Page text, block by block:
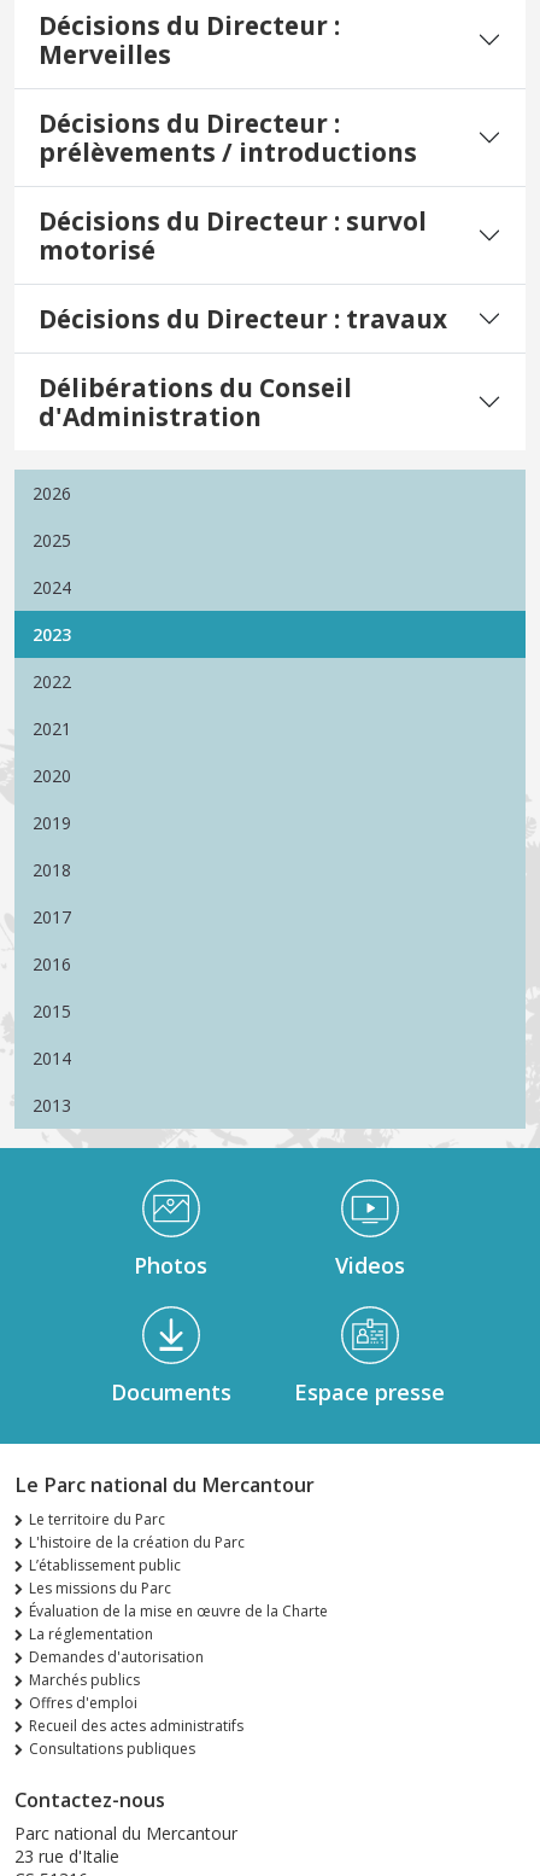
Décisions du Directeur :
Merveilles
Décisions du Directeur :
prélèvements / introductions
Décisions du Directeur : survol
motorisé
Décisions du Directeur : travaux
Délibérations du Conseil
d'Administration
2026
2025
2024
2023
2022
2021
2020
2019
2018
2017
2016
2015
2014
2013
Médiathèque Footer
Photos Videos
Documents Espace presse
Le Parc national du Mercantour
Le territoire du Parc
L'histoire de la création du Parc
L’établissement public
Les missions du Parc
Évaluation de la mise en œuvre de la Charte
La réglementation
Demandes d'autorisation
Marchés publics
Offres d'emploi
Recueil des actes administratifs
Consultations publiques
Contactez-nous
Parc national du Mercantour
23 rue d'Italie